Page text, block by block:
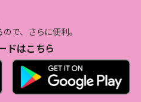
で、さらに便利。
ドはこちら